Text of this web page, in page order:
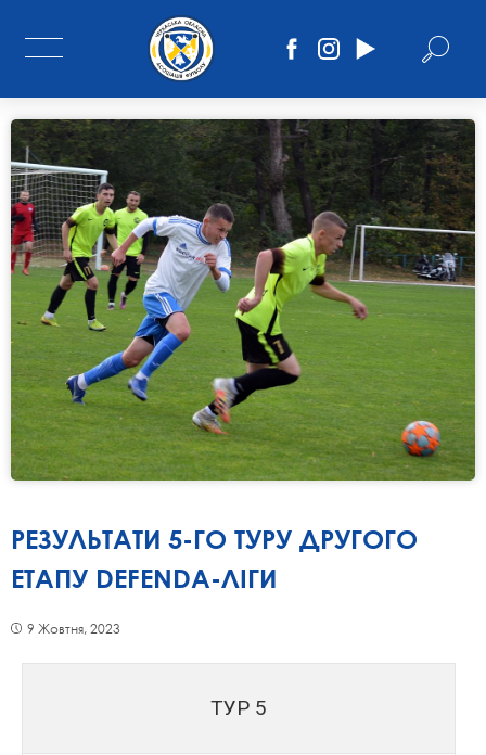
РЕЗУЛЬТАТИ 5-ГО ТУРУ ДРУГОГО
ЕТАПУ DEFENDA-ЛІГИ
9 Жовтня, 2023
ТУР 5